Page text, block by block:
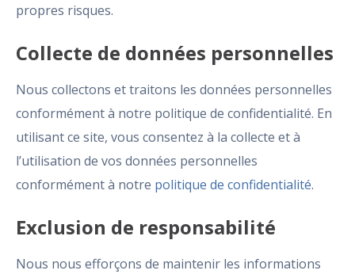
propres risques.
Collecte de données personnelles
Nous collectons et traitons les données personnelles
conformément à notre politique de confidentialité. En
utilisant ce site, vous consentez à la collecte et à
l’utilisation de vos données personnelles
conformément à notre politique de confidentialité.
Exclusion de responsabilité
Nous nous efforçons de maintenir les informations